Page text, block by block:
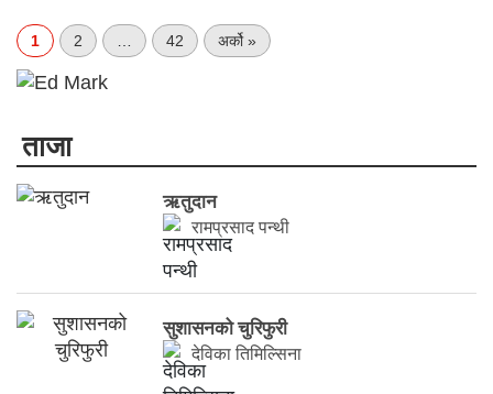
1 2 42 अर्को »
ताजा
ऋतुदान
रामप्रसाद पन्थी
सुशासनको चुरिफुरी
देविका तिमिल्सिना